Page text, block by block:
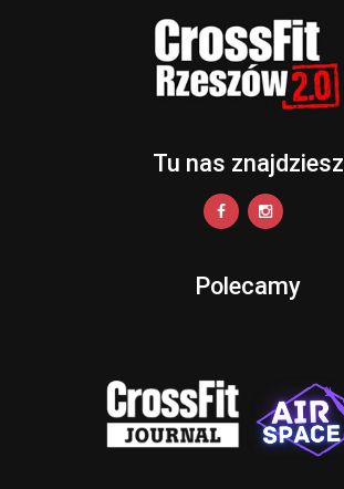
Tu nas znajdziesz
Polecamy